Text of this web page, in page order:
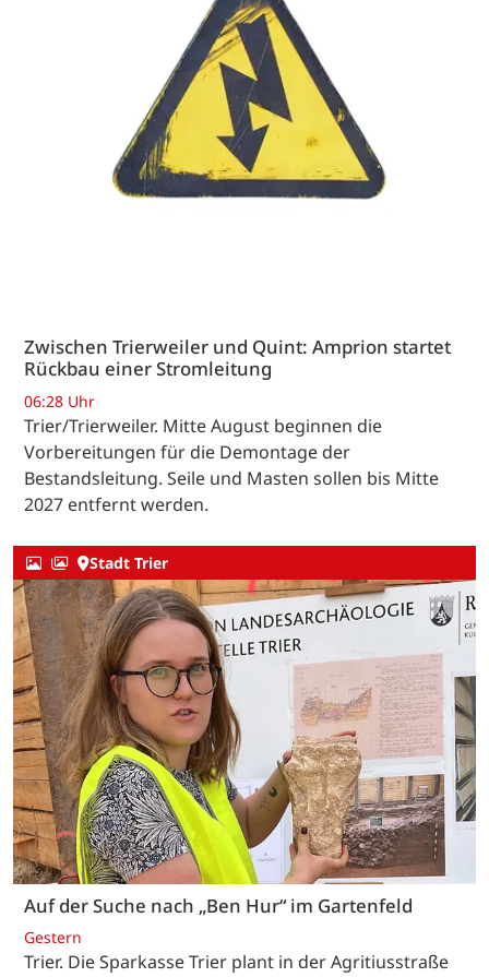
Zwischen Trierweiler und Quint: Amprion startet
Rückbau einer Stromleitung
06:28 Uhr
Trier/Trierweiler. Mitte August beginnen die
Vorbereitungen für die Demontage der
Bestandsleitung. Seile und Masten sollen bis Mitte
2027 entfernt werden.
Stadt Trier
Auf der Suche nach „Ben Hur“ im Gartenfeld
Gestern
Trier. Die Sparkasse Trier plant in der Agritiusstraße